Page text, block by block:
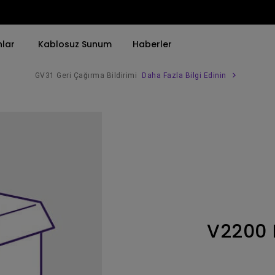
LED
Lazer
USB-C
Thunderbolt
Kablosuz Sunum Haberler
GV31 Geri Çağırma Bildirimi Daha Fazla Bilgi Edinin
V2200